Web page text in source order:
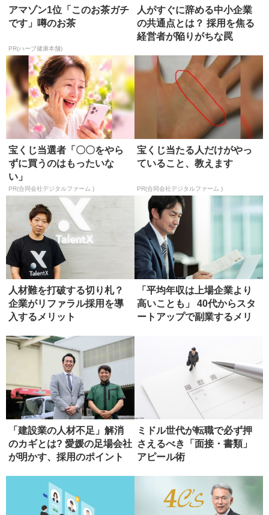
アマゾン1位「このお茶ガチ
です」噂のお茶
PR(ハーブ健康本舗)
人がすぐに辞める中小企業
の共通点とは？ 採用を焦る
経営者が陥りがちな罠
宝くじ当選者「〇〇をやら
ずに買うのはもったいな
い」
PR(合同会社デジタルファーム )
宝くじ当たる人だけがやっ
ていること、教えます
PR(合同会社デジタルファーム )
人材難を打破する切り札？
企業がリファラル採用を導
入するメリット
「平均年収は上場企業より
高いことも」 40代からスタ
ートアップで副業するメリ
「建設業の人材不足」解消
のカギとは? 愛媛の足場会社
が明かす、採用のポイント
ミドル世代が転職で必ず押
さえるべき「面接・書類」
アピール術